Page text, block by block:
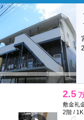
2.5
敷金礼
2階 /